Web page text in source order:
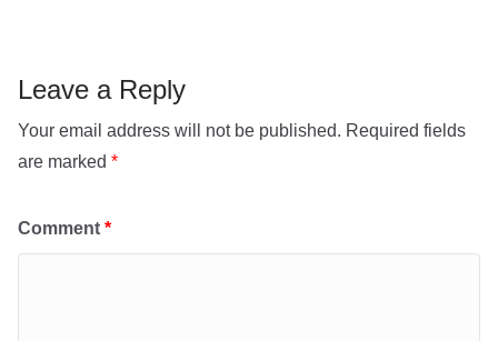
Leave a Reply
Your email address will not be published. Required fields
are marked *
Comment *